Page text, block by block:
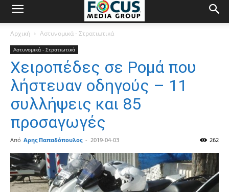
Αρχική Αστυνομικά - Στρατιωτικά
Αστυνομικά - Στρατιωτικά
Χειροπέδες σε Ρομά που
λήστευαν οδηγούς – 11
συλλήψεις και 85
προσαγωγές
Από Αρης Παπαδόπουλος - 2019-04-03 262